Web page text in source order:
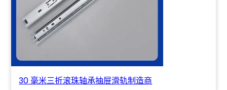
30 毫米三折滚珠轴承抽屉滑轨制造商